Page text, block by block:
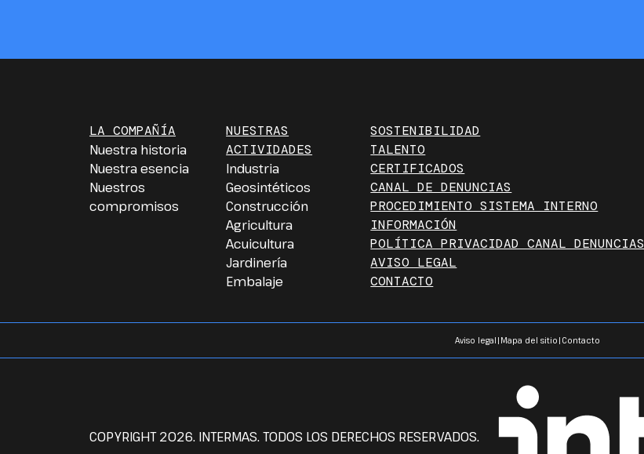
LA COMPAÑÍA
Nuestra historia
Nuestra esencia
Nuestros
compromisos
NUESTRAS
ACTIVIDADES
Industria
Geosintéticos
Construcción
Agricultura
Acuicultura
Jardinería
Embalaje
SOSTENIBILIDAD
TALENTO
CERTIFICADOS
CANAL DE DENUNCIAS
PROCEDIMIENTO SISTEMA INTERNO
INFORMACIÓN
POLÍTICA PRIVACIDAD CANAL DENUNCIAS
AVISO LEGAL
CONTACTO
Aviso legal | Mapa del sitio | Contacto
COPYRIGHT 2026. INTERMAS. TODOS LOS DERECHOS RESERVADOS.